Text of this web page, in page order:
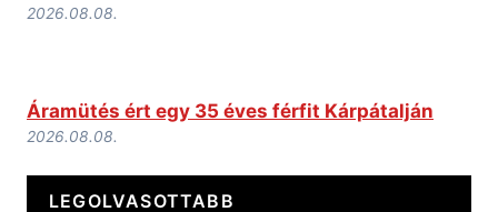
2026.08.08.
Áramütés ért egy 35 éves férfit Kárpátalján
2026.08.08.
LEGOLVASOTTABB